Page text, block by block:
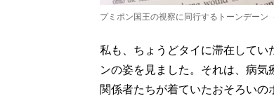
プミポン国王の視察に同行するトーンデーン
私も、ちょうどタイに滞在して
ンの姿を見ました。それは、病
関係者たちが着ていたおそろいの